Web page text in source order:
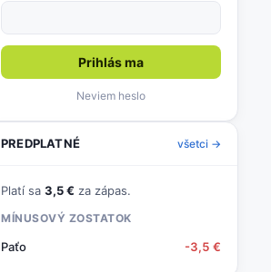
Prihlás ma
Neviem heslo
PREDPLATNÉ všetci →
Platí sa 3,5 € za zápas.
MÍNUSOVÝ ZOSTATOK
Paťo -3,5 €